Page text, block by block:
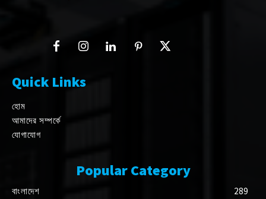
Quick Links
হোম
আমাদের সম্পর্কে
যোগাযোগ
Popular Category
বাংলাদেশ 289